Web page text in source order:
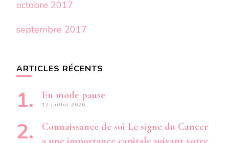
octobre 2017
septembre 2017
ARTICLES RÉCENTS
En mode pause
12 juillet 2026
Connaissance de soi Le signe du Cancer